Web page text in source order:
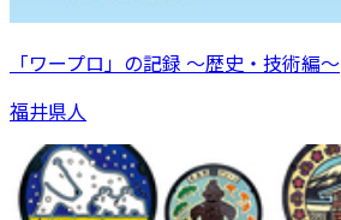
「ワープロ」の記録 ～歴史・技術編～
福井県人